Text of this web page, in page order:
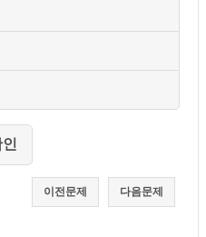
다음문제
이전문제